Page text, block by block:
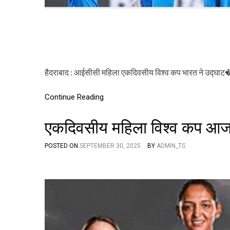
हैदराबाद : आईसीसी महिला एकदिवसीय विश्व कप भारत ने
Continue Reading
एकदिवसीय महिला विश्व कप
POSTED ON SEPTEMBER 30, 2025 BY ADMIN_TS